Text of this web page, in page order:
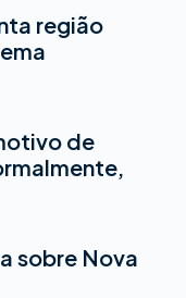
região
de
sobre Nova